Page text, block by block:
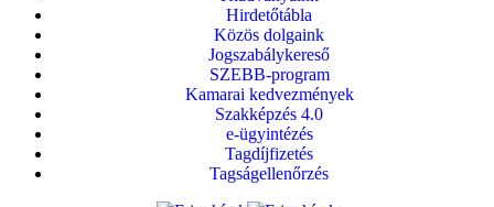
Hirdetőtábla
Közös dolgaink
Jogszabálykereső
SZEBB-program
Kamarai kedvezmények
Szakképzés 4.0
e-ügyintézés
Tagdíjfizetés
Tagságellenőrzés